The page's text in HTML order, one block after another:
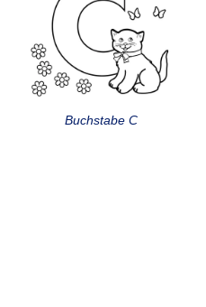
Buchstabe C